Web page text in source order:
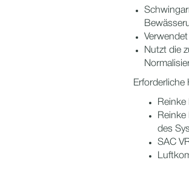
Nutzt die
Erforderliche
Reinke
des
SAC